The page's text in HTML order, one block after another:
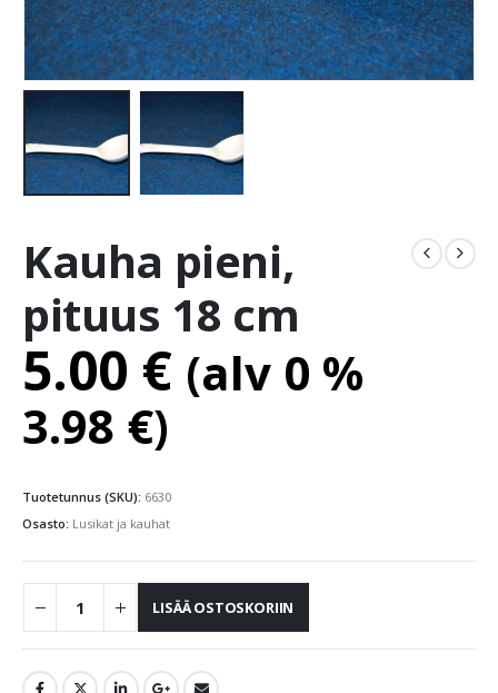
Kauha pieni,
pituus 18 cm
5.00 € (alv 0 %
3.98 €)
Tuotetunnus (SKU): 6630
Osasto: Lusikat ja kauhat
LISÄÄ OSTOSKORIIN